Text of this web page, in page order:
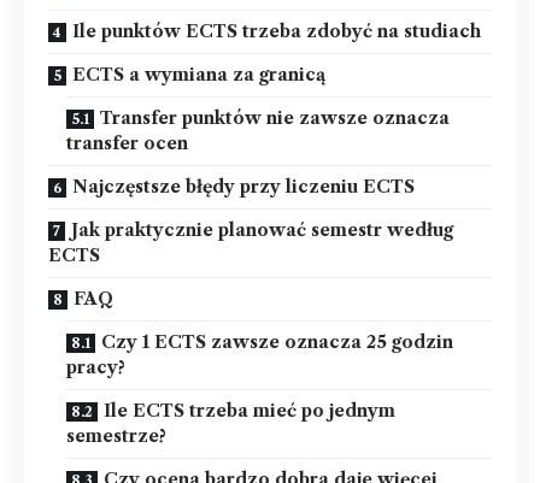
Ile punktów ECTS trzeba zdobyć na studiach
ECTS a wymiana za granicą
Transfer punktów nie zawsze oznacza
transfer ocen
Najczęstsze błędy przy liczeniu ECTS
Jak praktycznie planować semestr według
ECTS
FAQ
Czy 1 ECTS zawsze oznacza 25 godzin
pracy?
Ile ECTS trzeba mieć po jednym
semestrze?